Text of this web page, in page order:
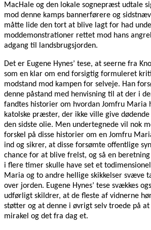
MacHale og den lokale sognepræst udtale
mod denne kamps bannerførere og
måtte lide den tort at blive lagt for had
moddemonstrationer rettet mod hans
adgang til landsbrugsjorden.
Det er Eugene Hynes’ tese, at seerne fra
som en klar om end forsigtig formuleret
modstand mod kampen for selveje. Han
denne påstand med henvisning til at der i
fandtes historier om hvordan Jomfru Maria
katolske præster, der ikke ville give
den sidste olie. Men undertegnede vil nok
forskel på disse historier om en Jomfru
ind og sikrer, at disse forsømte offentlige
chance for at blive frelst, og så en
i flere timer skulle have set et
Maria og to andre hellige skikkelser svæve
over jorden. Eugene Hynes’ tese svækkes
udførligt skildrer, at de fleste af vidnerne
støtter og at denne i øvrigt selv troede på
mirakel og det fra dag et.